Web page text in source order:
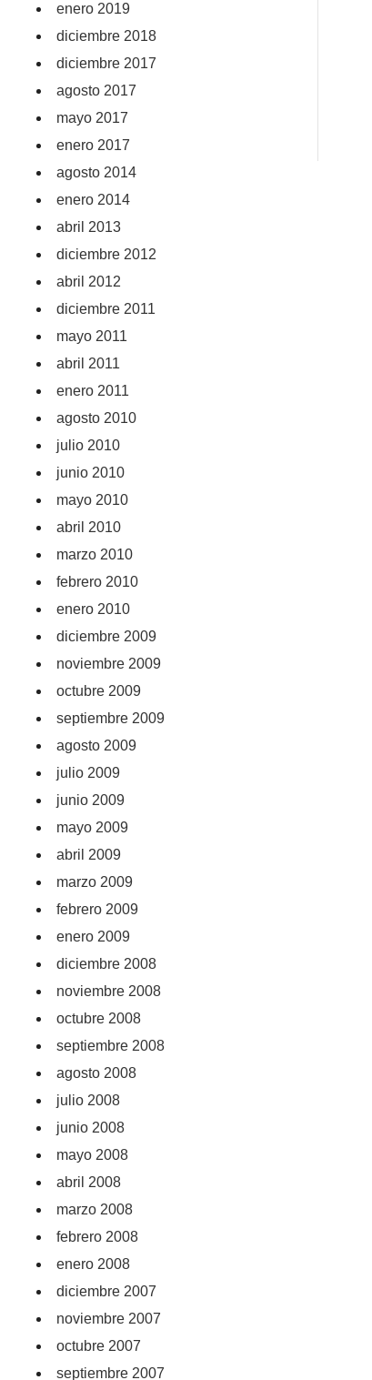
enero 2019
diciembre 2018
diciembre 2017
agosto 2017
mayo 2017
enero 2017
agosto 2014
enero 2014
abril 2013
diciembre 2012
abril 2012
diciembre 2011
mayo 2011
abril 2011
enero 2011
agosto 2010
julio 2010
junio 2010
mayo 2010
abril 2010
marzo 2010
febrero 2010
enero 2010
diciembre 2009
noviembre 2009
octubre 2009
septiembre 2009
agosto 2009
julio 2009
junio 2009
mayo 2009
abril 2009
marzo 2009
febrero 2009
enero 2009
diciembre 2008
noviembre 2008
octubre 2008
septiembre 2008
agosto 2008
julio 2008
junio 2008
mayo 2008
abril 2008
marzo 2008
febrero 2008
enero 2008
diciembre 2007
noviembre 2007
octubre 2007
septiembre 2007